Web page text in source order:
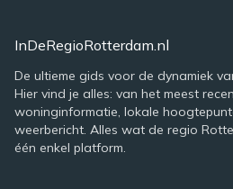
InDeRegioRotterdam.nl
De ultieme gids voor de dynamiek
Hier vind je alles: van het meest
woninginformatie, lokale
weerbericht. Alles wat de regio
één enkel platform.